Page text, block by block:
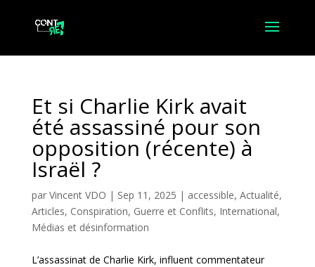
Et si Charlie Kirk avait
été assassiné pour son
opposition (récente) à
Israël ?
par Vincent VDO | Sep 11, 2025 | accessible, Actualité,
Articles, Conspiration, Guerre et Conflits, International,
Médias et désinformation
L’assassinat de Charlie Kirk, influent commentateur